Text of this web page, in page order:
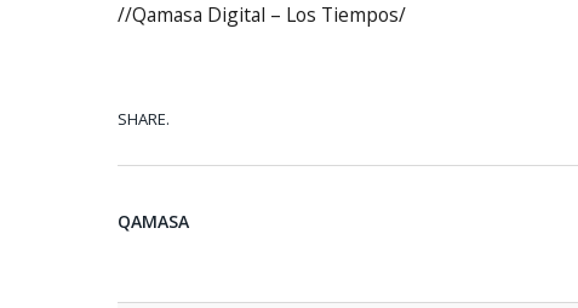
//Qamasa Digital – Los Tiempos/
SHARE.
QAMASA